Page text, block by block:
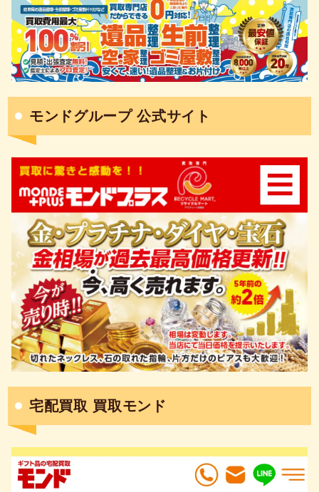
モンドグループ 公式サイト
宅配買取 買取モンド